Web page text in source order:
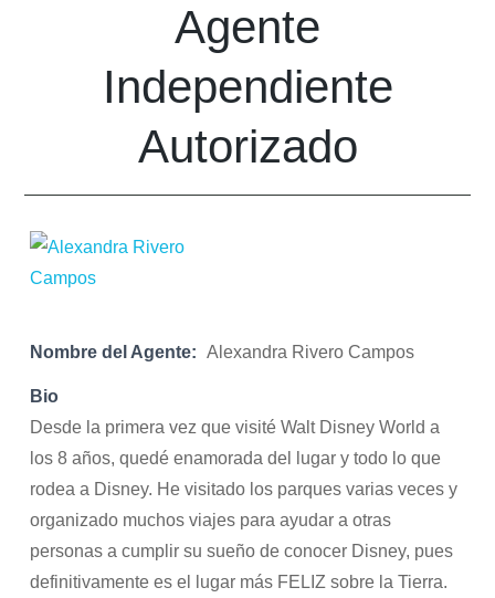
Agente
Independiente
Autorizado
Nombre del Agente: Alexandra Rivero Campos
Bio
Desde la primera vez que visité Walt Disney World a
los 8 años, quedé enamorada del lugar y todo lo que
rodea a Disney. He visitado los parques varias veces y
organizado muchos viajes para ayudar a otras
personas a cumplir su sueño de conocer Disney, pues
definitivamente es el lugar más FELIZ sobre la Tierra.